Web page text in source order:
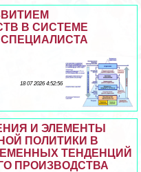
В СИСТЕМЕ
18 07 2026 4:52:56
И ЭЛЕМЕНТЫ
ПОЛИТИКИ В
ТЕНДЕНЦИЙ
ПРОИЗВОДСТВА